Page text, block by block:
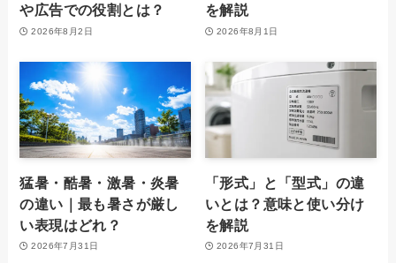
や広告での役割とは？
2026年8月2日
を解説
2026年8月1日
猛暑・酷暑・激暑・炎暑
の違い｜最も暑さが厳し
い表現はどれ？
2026年7月31日
「形式」と「型式」の違
いとは？意味と使い分け
を解説
2026年7月31日